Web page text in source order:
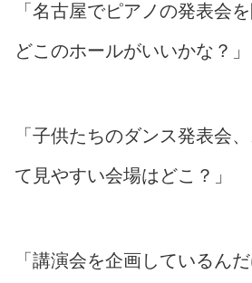
「名古屋でピアノの発表会
どこのホールがいいかな？」
「子供たちのダンス発表会
て見やすい会場はどこ？」
「講演会を企画しているん